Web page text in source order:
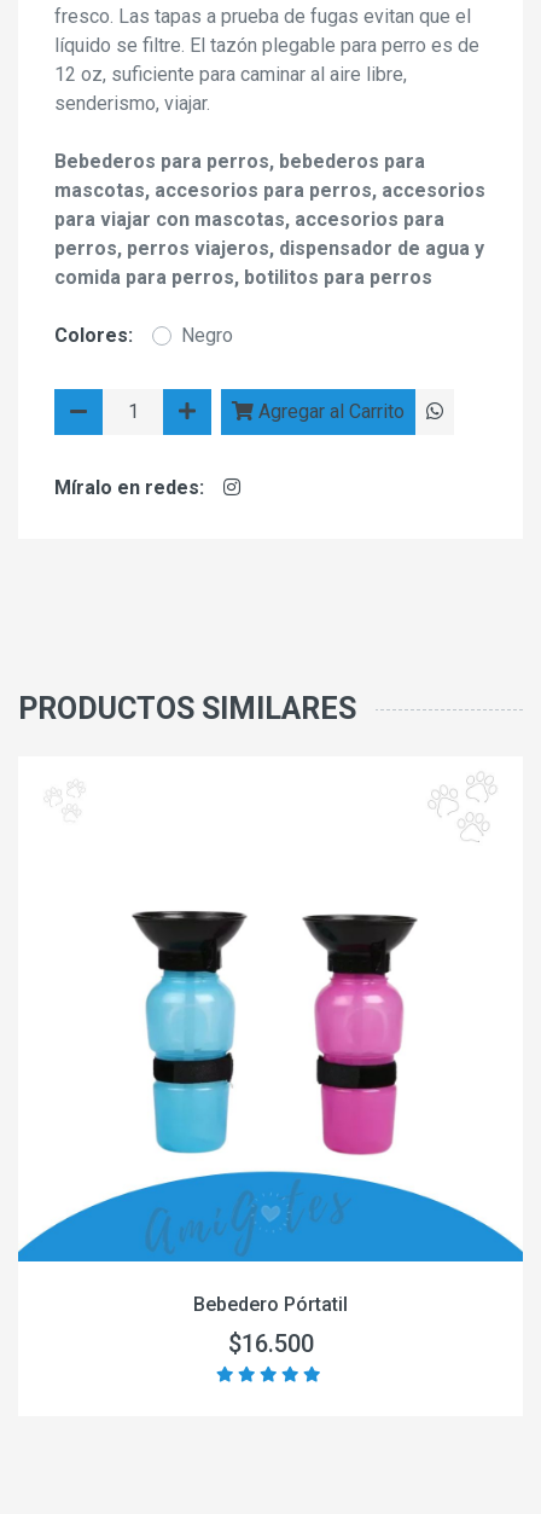
fresco. Las tapas a prueba de fugas evitan que el
líquido se filtre. El tazón plegable para perro es de
12 oz, suficiente para caminar al aire libre,
senderismo, viajar.
Bebederos para perros, bebederos para
mascotas, accesorios para perros, accesorios
para viajar con mascotas, accesorios para
perros, perros viajeros, dispensador de agua y
comida para perros, botilitos para perros
Colores: Negro
Agregar al Carrito
Míralo en redes:
PRODUCTOS SIMILARES
Bebedero Pórtatil
$16.500